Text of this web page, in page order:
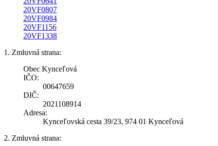
20VF0807
20VF0984
20VF1156
20VF1338
1. Zmluvná strana:
Obec Kynceľová
IČO:
00647659
DIČ:
2021108914
Adresa:
Kynceľovská cesta 39/23, 974 01 Kynceľová
2. Zmluvná strana: